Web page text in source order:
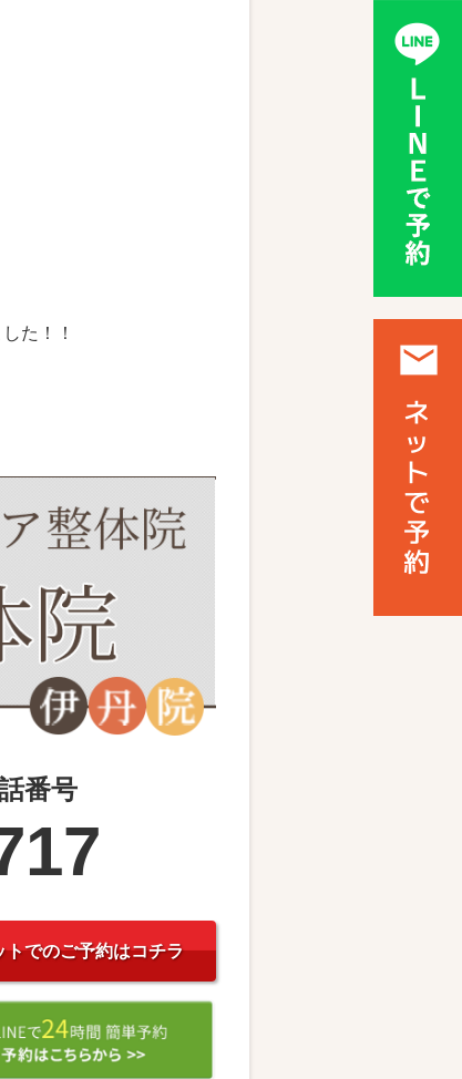
た！！
番号
トでのご予約はコチラ